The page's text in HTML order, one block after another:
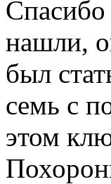
нашли,
был
семь с
этом